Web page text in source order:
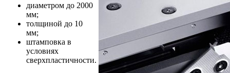
диаметром до 2000
мм;
толщиной до 10
мм;
штамповка в
условиях
сверхпластичности.